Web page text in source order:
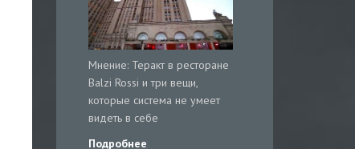
Мнение: Теракт в ресторане
Balzi Rossi и три вещи,
которые система не умеет
видеть в себе
Подробнее